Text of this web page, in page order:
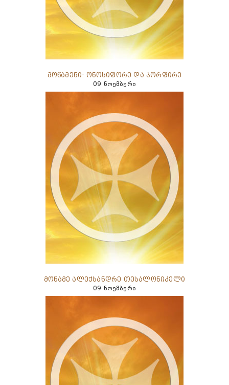
მოწამენი: ონოსიფორე და პორფირე
09 ნოემბერი
მოწამე ალექსანდრე თესალონიკელი
09 ნოემბერი